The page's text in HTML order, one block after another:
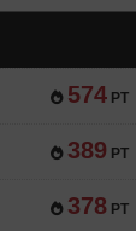
574 PT
389 PT
378 PT